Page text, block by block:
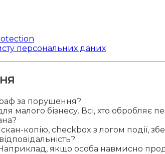
персональних даних
за порушення?
малого бізнесу. Всі, хто обробляє
копію, checkbox з логом події,
якщо особа навмисно